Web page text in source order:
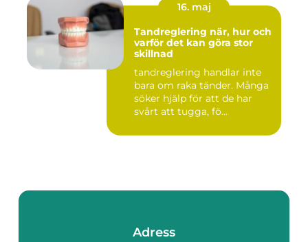
16. maj
Tandreglering när, hur och
varför det kan göra stor
skillnad
tandreglering handlar inte
bara om raka tänder. Många
söker hjälp för att de har
svårt att tugga, fö...
Adress